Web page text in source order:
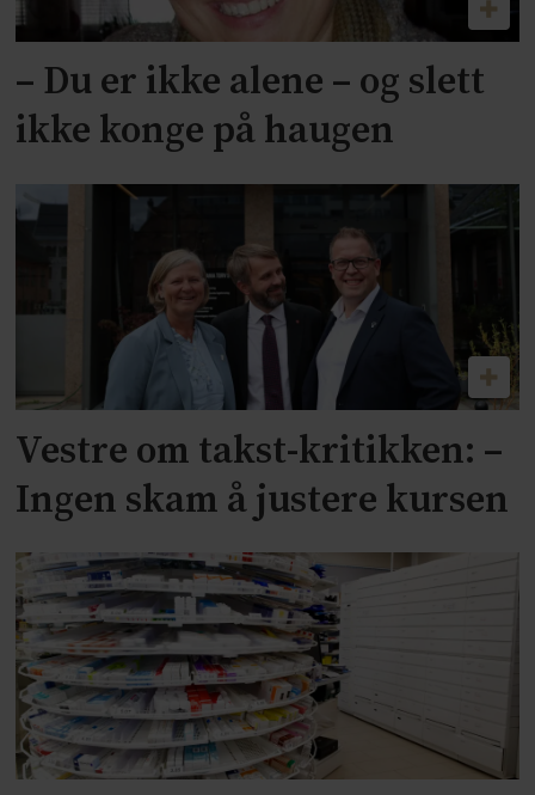
– Du er ikke alene – og slett
ikke konge på haugen
Vestre om takst-kritikken: –
Ingen skam å justere kursen